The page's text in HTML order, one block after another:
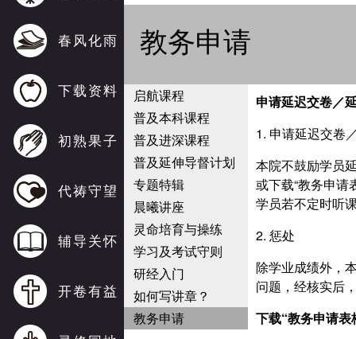
春风化雨
下载资料
初熟果子
代祷守望
辅导关怀
开卷有益
教务申请
启航课程
普及本科课程
普及进深课程
普及延伸导督计划
专题特辑
晨曦讲座
灵命培育与操练
学习及考试守则
研经入门
如何写讲章？
教务申请
申请延迟交卷／
1. 申请延迟交卷
本院不鼓励学员
或下载“教务申
学员若不定时听
2. 惩处
除学业成绩外，
问题，经核实后
下载“教务申请表